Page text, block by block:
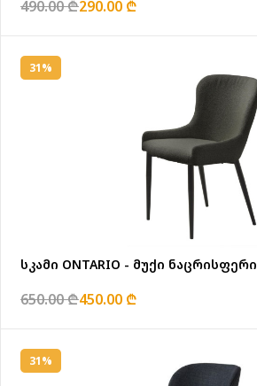
490.00 ₾290.00 ₾
31%
სკამი ONTARIO - მუქი ნაცრისფერი
650.00 ₾450.00 ₾
31%